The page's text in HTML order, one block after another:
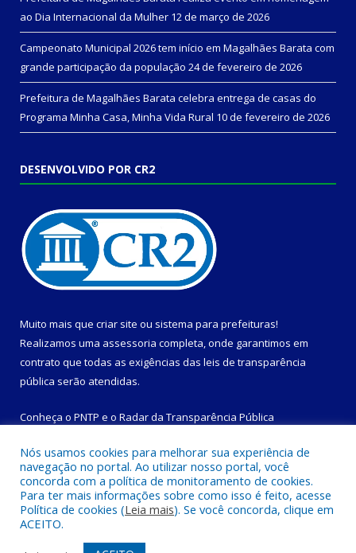
ao Dia Internacional da Mulher 12 de março de 2026
Campeonato Municipal 2026 tem início em Magalhães Barata com
grande participação da população 24 de fevereiro de 2026
Prefeitura de Magalhães Barata celebra entrega de casas do
Programa Minha Casa, Minha Vida Rural 10 de fevereiro de 2026
DESENVOLVIDO POR CR2
Muito mais que criar site ou sistema para prefeituras!
Realizamos uma assessoria completa, onde garantimos em
contrato que todas as exigências das leis de transparência
pública serão atendidas.
Conheça o PNTP e o Radar da Transparência Pública
Todos os direitos reservados a Prefeitura Municipal de
Magalhães Barata.
Nós usamos cookies para melhorar sua experiência de
navegação no portal. Ao utilizar nosso portal, você
concorda com a política de monitoramento de cookies.
Para ter mais informações sobre como isso é feito, acesse
Política de cookies (Leia mais). Se você concorda, clique em
ACEITO.